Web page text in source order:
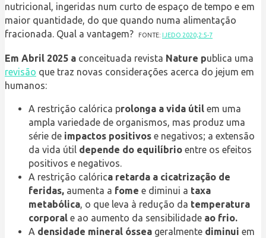
nutricional, ingeridas num curto de espaço de tempo e em
maior quantidade, do que quando numa alimentação
fracionada. Qual a vantagem?
FONTE: IJEDO 2020;2:5-7
Em Abril 2025 a conceituada revista Nature publica uma
revisão que traz novas considerações acerca do jejum em
humanos:
A restrição calórica prolonga a vida útil em uma
ampla variedade de organismos, mas produz uma
série de impactos positivos e negativos; a extensão
da vida útil depende do equilíbrio entre os efeitos
positivos e negativos.
A restrição calórica retarda a cicatrização de
feridas, aumenta a fome e diminui a taxa
metabólica, o que leva à redução da temperatura
corporal e ao aumento da sensibilidade ao frio.
A densidade mineral óssea geralmente diminui em